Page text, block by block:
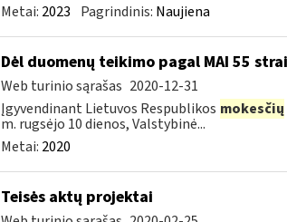
Metai: 2023 Pagrindinis: Naujiena
Dėl duomenų teikimo pagal MAI 55
Web turinio sąrašas 2020-12-31
Įgyvendinant Lietuvos Respublikos mokesčių
m. rugsėjo 10 dienos, Valstybinė...
Metai: 2020
Teisės aktų projektai